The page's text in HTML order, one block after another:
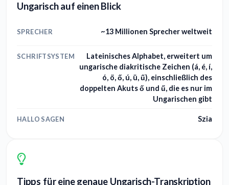
Ungarisch auf einen Blick
SPRECHER ~13 Millionen Sprecher weltweit
SCHRIFTSYSTEM
Lateinisches Alphabet, erweitert um
ungarische diakritische Zeichen (á, é, í,
ó, ö, ő, ú, ü, ű), einschließlich des
doppelten Akuts ő und ű, die es nur im
Ungarischen gibt
HALLO SAGEN Szia
Tipps für eine genaue Ungarisch-Transkription